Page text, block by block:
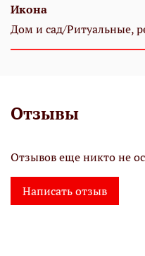
Икона
Дом и сад/Ритуальные,
Отзывы
Отзывов еще никто не
Написать отзыв